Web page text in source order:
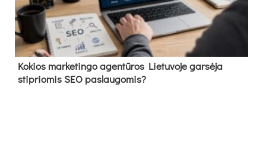
Kokios marketingo agentūros Lietuvoje garsėja
stipriomis SEO paslaugomis?